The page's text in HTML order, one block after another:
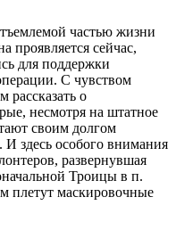
частью жизни
проявляется сейчас,
для поддержки
С чувством
рассказать о
несмотря на штатное
своим долгом
здесь особого внимания
развернувшая
Троицы в п.
плетут маскировочные